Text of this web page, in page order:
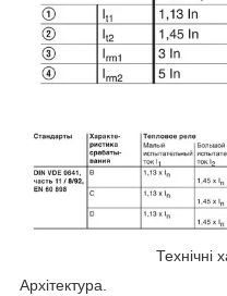
Технічні
Архітектура.